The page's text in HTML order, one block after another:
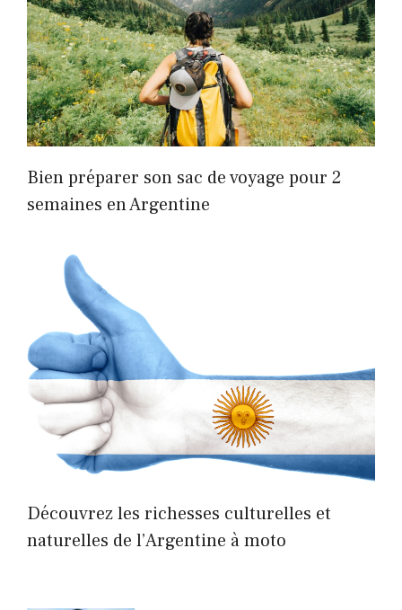
Bien préparer son sac de voyage pour 2
semaines en Argentine
Découvrez les richesses culturelles et
naturelles de l’Argentine à moto